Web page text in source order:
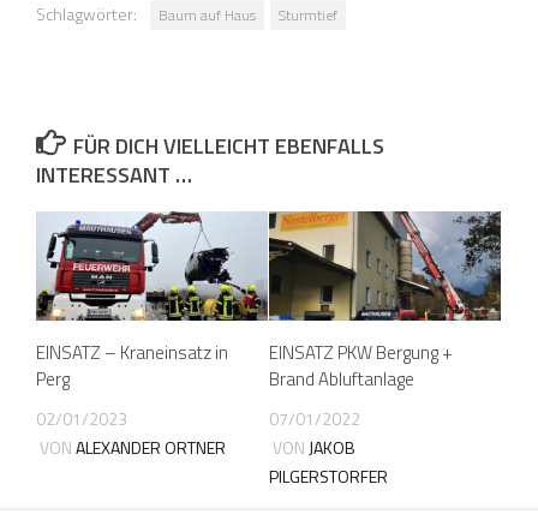
Schlagwörter: Baum auf Haus Sturmtief
FÜR DICH VIELLEICHT EBENFALLS
INTERESSANT …
EINSATZ – Kraneinsatz in
Perg
02/01/2023
VONALEXANDER ORTNER
EINSATZ PKW Bergung +
Brand Abluftanlage
07/01/2022
VON JAKOB
PILGERSTORFER